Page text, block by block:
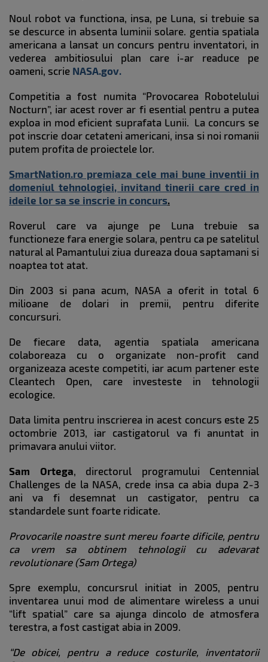
Noul robot va functiona, insa, pe Luna, si trebuie sa
se descurce in absenta luminii solare. gentia spatiala
americana a lansat un concurs pentru inventatori, in
vederea ambitiosului plan care i-ar readuce pe
oameni, scrie NASA.gov.
Competitia a fost numita “Provocarea Robotelului
Nocturn”, iar acest rover ar fi esential pentru a putea
exploa in mod eficient suprafata Lunii. La concurs se
pot inscrie doar cetateni americani, insa si noi romanii
putem profita de proiectele lor.
SmartNation.ro premiaza cele mai bune inventii in
domeniul tehnologiei, invitand tinerii care cred in
ideile lor sa se inscrie in concurs.
Roverul care va ajunge pe Luna trebuie sa
functioneze fara energie solara, pentru ca pe satelitul
natural al Pamantului ziua dureaza doua saptamani si
noaptea tot atat.
Din 2003 si pana acum, NASA a oferit in total 6
milioane de dolari in premii, pentru diferite
concursuri.
De fiecare data, agentia spatiala americana
colaboreaza cu o organizate non-profit cand
organizeaza aceste competiti, iar acum partener este
Cleantech Open, care investeste in tehnologii
ecologice.
Data limita pentru inscrierea in acest concurs este 25
octombrie 2013, iar castigatorul va fi anuntat in
primavara anului viitor.
Sam Ortega, directorul programului Centennial
Challenges de la NASA, crede insa ca abia dupa 2-3
ani va fi desemnat un castigator, pentru ca
standardele sunt foarte ridicate.
Provocarile noastre sunt mereu foarte dificile, pentru
ca vrem sa obtinem tehnologii cu adevarat
revolutionare (Sam Ortega)
Spre exemplu, concursrul initiat in 2005, pentru
inventarea unui mod de alimentare wireless a unui
“lift spatial” care sa ajunga dincolo de atmosfera
terestra, a fost castigat abia in 2009.
“De obicei, pentru a reduce costurile, inventatorii